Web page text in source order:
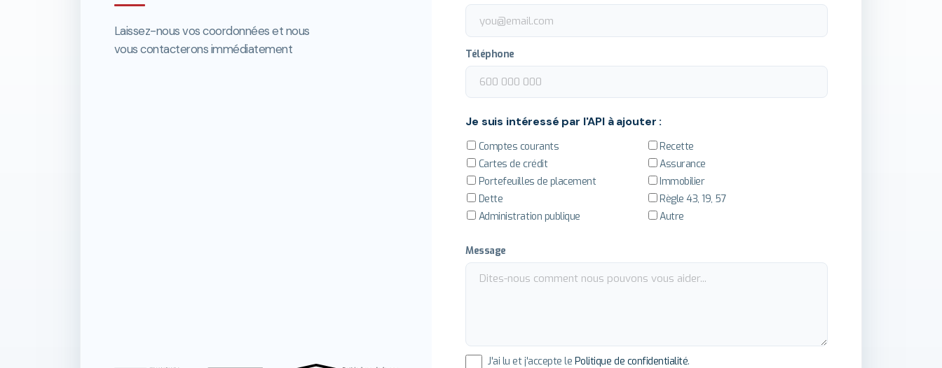
Laissez-nous vos coordonnées et nous
vous contacterons immédiatement
Téléphone
Je suis intéressé par l'API à ajouter :
Comptes courants
Cartes de crédit
Portefeuilles de placement
Dette
Administration publique
Recette
Assurance
Immobilier
Règle 43, 19, 57
Autre
Message
J'ai lu et j'accepte le Politique de confidentialité.